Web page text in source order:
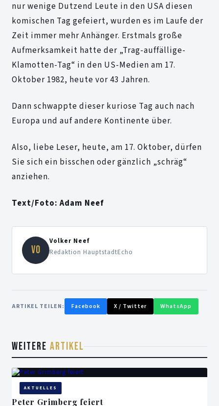
nur wenige Dutzend Leute in den USA diesen
komischen Tag gefeiert, wurden es im Laufe der
Zeit immer mehr Anhänger. Erstmals große
Aufmerksamkeit hatte der „Trag-auffällige-
Klamotten-Tag“ in den US-Medien am 17.
Oktober 1982, heute vor 43 Jahren.
Dann schwappte dieser kuriose Tag auch nach
Europa und auf andere Kontinente über.
Also, liebe Leser, heute, am 17. Oktober, dürfen
Sie sich ein bisschen oder gänzlich „schräg“
anziehen.
Text/Foto: Adam Neef
VO
Volker Neef
Redaktion HauptstadtEcho
ARTIKEL TEILEN: Facebook X / Twitter WhatsApp
WEITERE ARTIKEL
AKTUELLES
Peter Grimberg feiert